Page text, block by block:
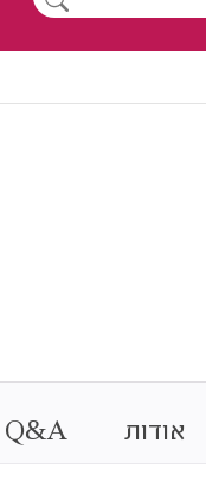
אודות Q&A